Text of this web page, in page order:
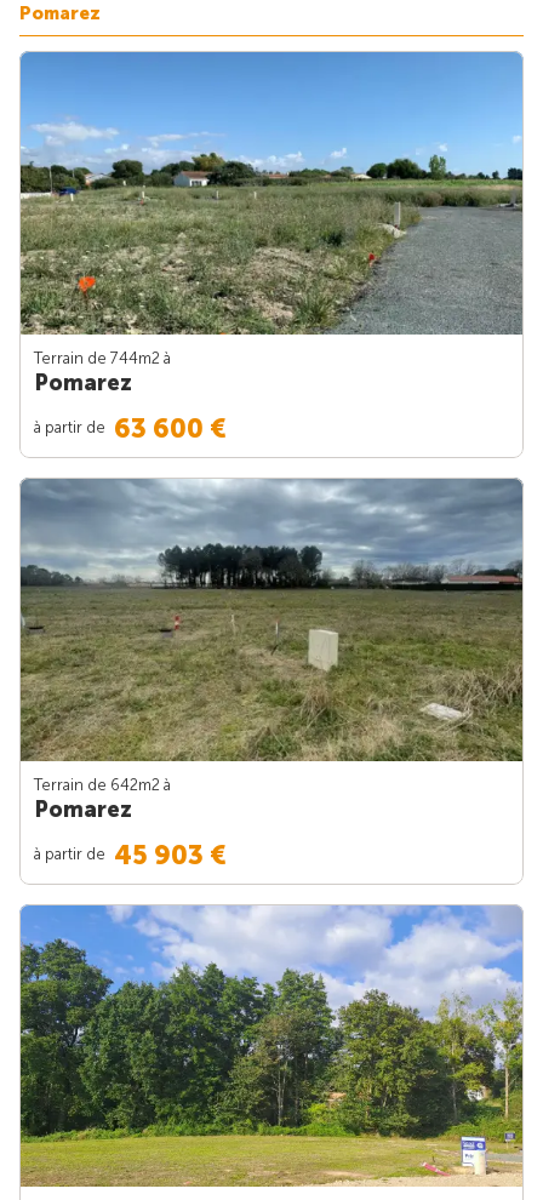
Pomarez
Terrain de 744m2 à
Pomarez
à partir de 63 600 €
Terrain de 642m2 à
Pomarez
à partir de 45 903 €